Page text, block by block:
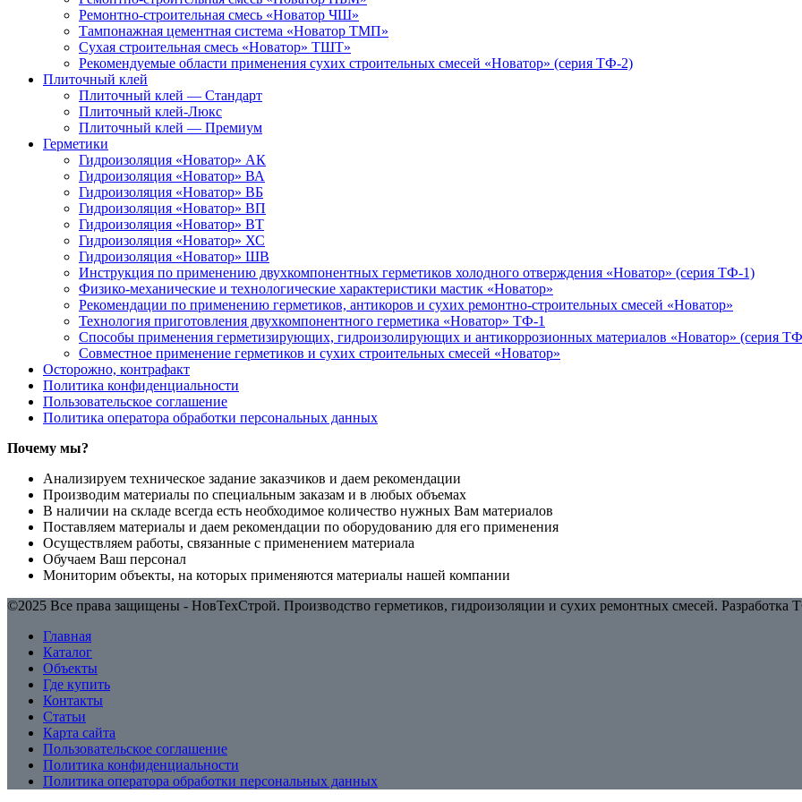
Ремонтно-строительная смесь «Новатор ЧШ»
Тампонажная цементная система «Новатор ТМП»
Сухая строительная смесь «Новатор» ТШТ»
Рекомендуемые области применения сухих строительных смесей «Новатор» (серия ТФ-2)
Плиточный клей
Плиточный клей — Стандарт
Плиточный клей-Люкс
Плиточный клей — Премиум
Герметики
Гидроизоляция «Новатор» АК
Гидроизоляция «Новатор» ВА
Гидроизоляция «Новатор» ВБ
Гидроизоляция «Новатор» ВП
Гидроизоляция «Новатор» ВТ
Гидроизоляция «Новатор» ХС
Гидроизоляция «Новатор» ШВ
Инструкция по применению двухкомпонентных герметиков холодного отверждения «Новатор» (серия ТФ-1)
Физико-механические и технологические характеристики мастик «Новатор»
Рекомендации по применению герметиков, антикоров и сухих ремонтно-строительных смесей «Новатор»
Технология приготовления двухкомпонентного герметика «Новатор» ТФ-1
Способы применения герметизирующих, гидроизолирующих и антикоррозионных материалов «Новатор» (серия
Совместное применение герметиков и сухих строительных смесей «Новатор»
Осторожно, контрафакт
Политика конфиденциальности
Пользовательское соглашение
Политика оператора обработки персональных данных
Почему мы?
Анализируем техническое задание заказчиков и даем рекомендации
Производим материалы по специальным заказам и в любых объемах
В наличии на складе всегда есть необходимое количество нужных Вам материалов
Поставляем материалы и даем рекомендации по оборудованию для его применения
Осуществляем работы, связанные с применением материала
Обучаем Ваш персонал
Мониторим объекты, на которых применяются материалы нашей компании
©2025 Все права защищены - НовТехСтрой. Производство герметиков, гидроизоляции и сухих ремонтных смесей.
Главная
Каталог
Объекты
Где купить
Контакты
Статьи
Карта сайта
Пользовательское соглашение
Политика конфиденциальности
Политика оператора обработки персональных данных